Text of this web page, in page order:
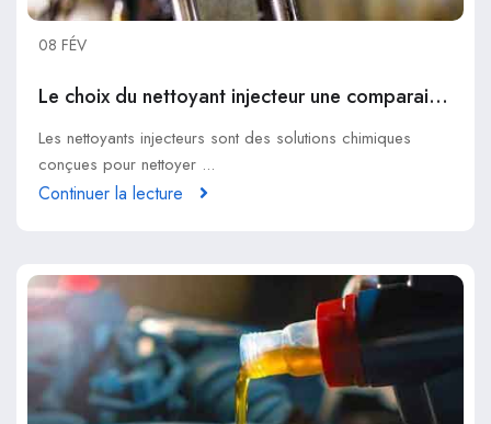
08 FÉV
Le choix du nettoyant injecteur une comparaison entre les meilleurs produits
Les nettoyants injecteurs sont des solutions chimiques
conçues pour nettoyer ...
Continuer la lecture